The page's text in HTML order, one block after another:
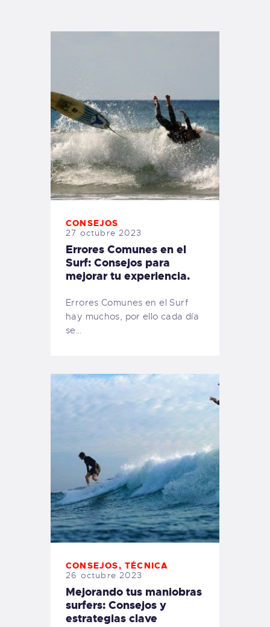
CONSEJOS
27 octubre 2023
Errores Comunes en el
Surf: Consejos para
mejorar tu experiencia.
Errores Comunes en el Surf
hay muchos, por ello cada día
se…
CONSEJOS,TÉCNICA
26 octubre 2023
Mejorando tus maniobras
surfers: Consejos y
estrategias clave